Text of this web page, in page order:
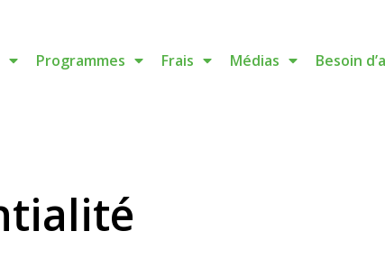
Programmes Frais Médias Besoin